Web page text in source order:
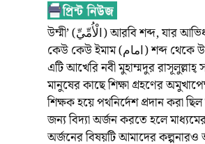
উম্মী’ (الْأُمِّيِّ) আরবি শব্দ, যার আভিধানিক অর্থ ‘মা’ থেকে জন্ম নেওয়া প্রাকৃতিক অবস্থাপন্ন বা নিরক্ষর।
কেউ কেউ ইমাম (امام) শব্দ থেকে উম্মী শব্দের উৎপত্তি বলে অভিমত ব্যক্ত করেছেন। ইসলামিক পরিভাষায়
এটি আখেরি নবী মুহাম্মদুর রাসূলুল্লাহ্
মানুষের কাছে শিক্ষা গ্রহণের
শিক্ষক হয়ে পথনির্দেশ প্রদান করা
জন্য বিদ্যা অর্জন করতে হলে
অর্জনের বিষয়টি আমাদের